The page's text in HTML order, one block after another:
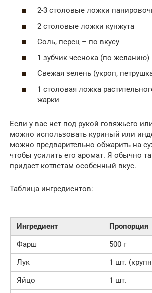
2-3 столовые ложки
2 столовые ложки кунжута
Соль, перец – по вкусу
1 зубчик чеснока (по желанию)
Свежая зелень (укроп,
1 столовая ложка
жарки
Если у вас нет под рукой говяжьего
можно использовать куриный или
можно предварительно обжарить на
чтобы усилить его аромат. Я обычно
придает котлетам особенный вкус.
Таблица ингредиентов:
Ингредиент
Пропорция
Фарш
500 г
Лук
1 шт.
Яйцо
1 шт.